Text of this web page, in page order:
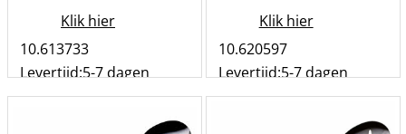
Klik hier
10.613733
Levertijd:5-7 dagen
st Bestel
Klik hier
10.620597
Levertijd:5-7 dagen
st Bestel